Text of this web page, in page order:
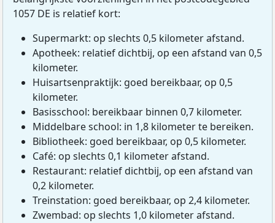
1057 DE is relatief kort:
Supermarkt: op slechts 0,5 kilometer afstand.
Apotheek: relatief dichtbij, op een afstand van 0,5
kilometer.
Huisartsenpraktijk: goed bereikbaar, op 0,5
kilometer.
Basisschool: bereikbaar binnen 0,7 kilometer.
Middelbare school: in 1,8 kilometer te bereiken.
Bibliotheek: goed bereikbaar, op 0,5 kilometer.
Café: op slechts 0,1 kilometer afstand.
Restaurant: relatief dichtbij, op een afstand van
0,2 kilometer.
Treinstation: goed bereikbaar, op 2,4 kilometer.
Zwembad: op slechts 1,0 kilometer afstand.